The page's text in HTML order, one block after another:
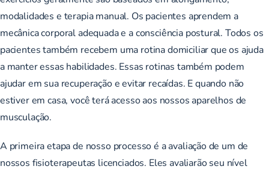
modalidades e terapia manual. Os pacientes aprendem a
mecânica corporal adequada e a consciência postural. Todos os
pacientes também recebem uma rotina domiciliar que os ajuda
a manter essas habilidades. Essas rotinas também podem
ajudar em sua recuperação e evitar recaídas. E quando não
estiver em casa, você terá acesso aos nossos aparelhos de
musculação.
A primeira etapa de nosso processo é a avaliação de um de
nossos fisioterapeutas licenciados. Eles avaliarão seu nível